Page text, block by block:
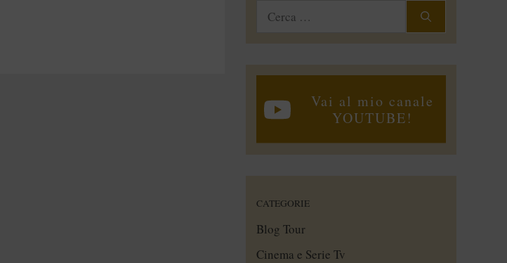
Ricerca
Vai al mio canale
YOUTUBE!
CATEGORIE
Blog Tour
Cinema e Serie Tv